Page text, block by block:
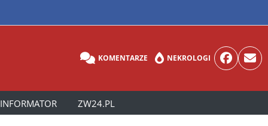
KOMENTARZE NEKROLOGI
INFORMATOR ZW24.PL